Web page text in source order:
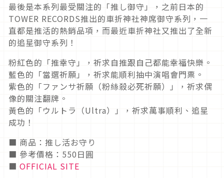
最後是本系列最受關注的「推し御守」，之前日本的
TOWER RECORDS推出的車折神社神席御守系列，一
直都是推活的熱銷品項，而最近車折神社又推出了全新
的追星御守系列！
粉紅色的「推幸守」，祈求自推跟自己都能幸福快樂。
藍色的「當選祈願」，祈求能順利抽中演唱會門票。
紫色的「ファンサ祈願（粉絲殺必死祈願）」，祈求偶
像的關注翻牌。
黃色的「ウルトラ（Ultra）」，祈求萬事順利、追星
成功！
■ 商品：推し活お守り
■ 參考價格：550日圓
■ OFFICIAL SITE